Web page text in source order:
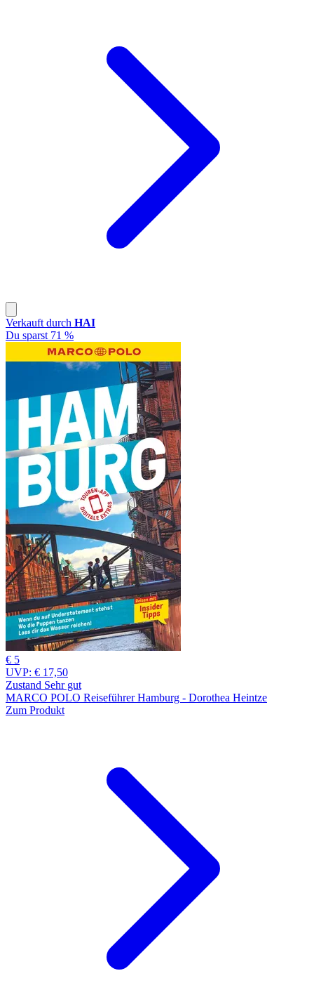
Verkauft durch HAI
Du sparst 71 %
€ 5
UVP: € 17,50
Zustand Sehr gut
MARCO POLO Reiseführer Hamburg - Dorothea Heintze
Zum Produkt